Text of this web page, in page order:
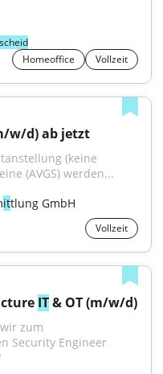
Homeoffice
Vollzeit
w/d) ab jetzt
(keine
(AVGS) werden...
ittlung GmbH
Vollzeit
IT & OT (m/w/d)
zum
Security Engineer